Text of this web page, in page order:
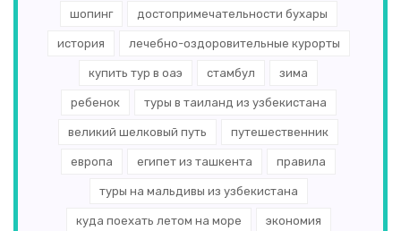
шопинг достопримечательности бухары
история лечебно-оздоровительные курорты
купить тур в оаэ стамбул зима
ребенок туры в таиланд из узбекистана
великий шелковый путь путешественник
европа египет из ташкента правила
туры на мальдивы из узбекистана
куда поехать летом на море экономия